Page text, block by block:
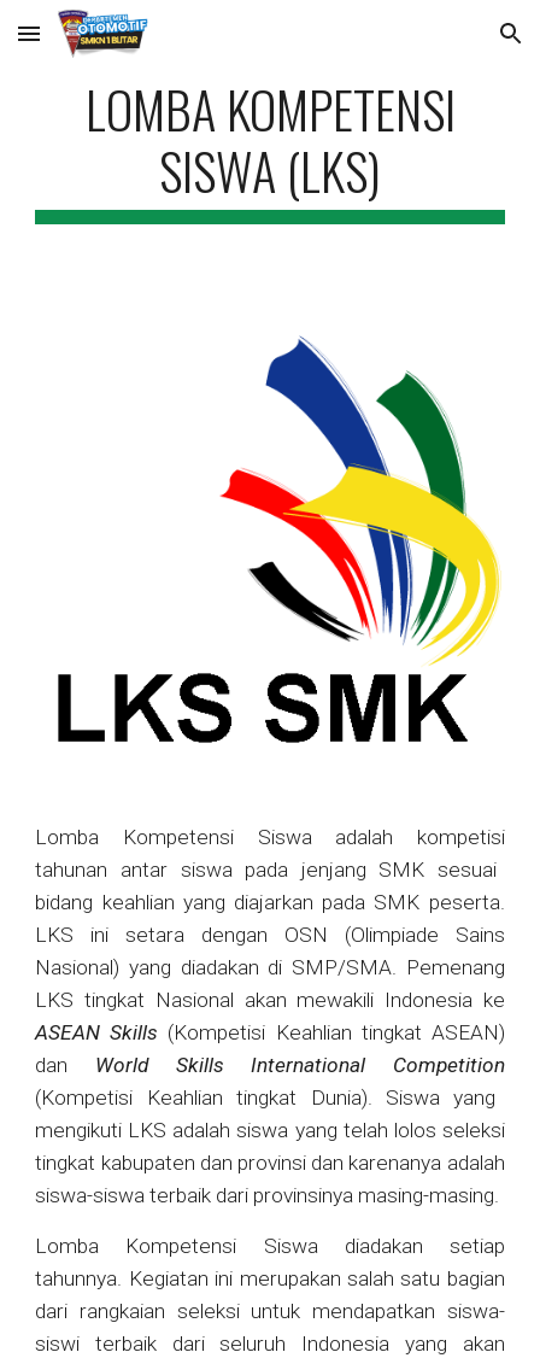
Skip to main content Skip to navigation
LOMBA KOMPETENSI
SISWA (LKS)
Lomba Kompetensi Siswa adalah kompetisi
tahunan antar siswa pada jenjang SMK sesuai
bidang keahlian yang diajarkan pada SMK peserta.
LKS ini setara dengan OSN (Olimpiade Sains
Nasional) yang diadakan di SMP/SMA . Pemenang
LKS tingkat Nasional akan mewakili Indonesia ke
ASEAN Skills (Kompetisi Keahlian tingkat ASEAN)
dan World Skills International Competition
(Kompetisi Keahlian tingkat Dunia). Siswa yang
mengikuti LKS adalah siswa yang telah lolos seleksi
tingkat kabupaten dan provinsi dan karenanya adalah
siswa-siswa terbaik dari provinsinya masing-masing.
Lomba Kompetensi Siswa diadakan setiap
tahunnya. Kegiatan ini merupakan salah satu bagian
dari rangkaian seleksi untuk mendapatkan siswa-
siswi terbaik dari seluruh Indonesia yang akan